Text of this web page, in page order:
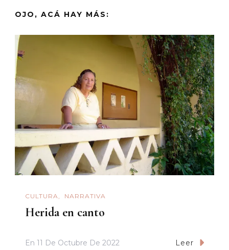
OJO, ACÁ HAY MÁS:
CULTURA NARRATIVA
Herida en canto
En 11 De Octubre De 2022 Leer